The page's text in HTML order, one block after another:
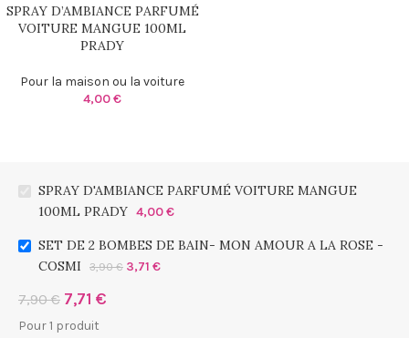
SPRAY D’AMBIANCE PARFUMÉ
VOITURE MANGUE 100ML
PRADY
Pour la maison ou la voiture
4,00€
SPRAY D'AMBIANCE PARFUMÉ VOITURE MANGUE
100ML PRADY 4,00€
SET DE 2 BOMBES DE BAIN- MON AMOUR A LA ROSE -
COSMI
3,90€ 3,71 €
7,90€ 7,71 €
Pour 1 produit